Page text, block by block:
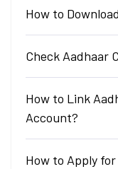
How to
Check Aadhaar
How to Link
Account?
How to Apply